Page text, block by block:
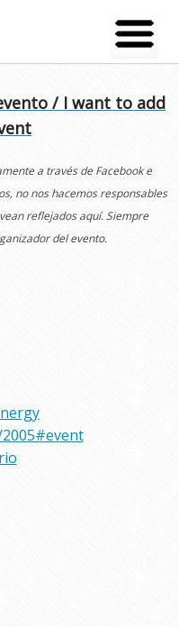
/ I want to add
a través de Facebook e
no nos hacemos responsables
reflejados aquí. Siempre
del evento.